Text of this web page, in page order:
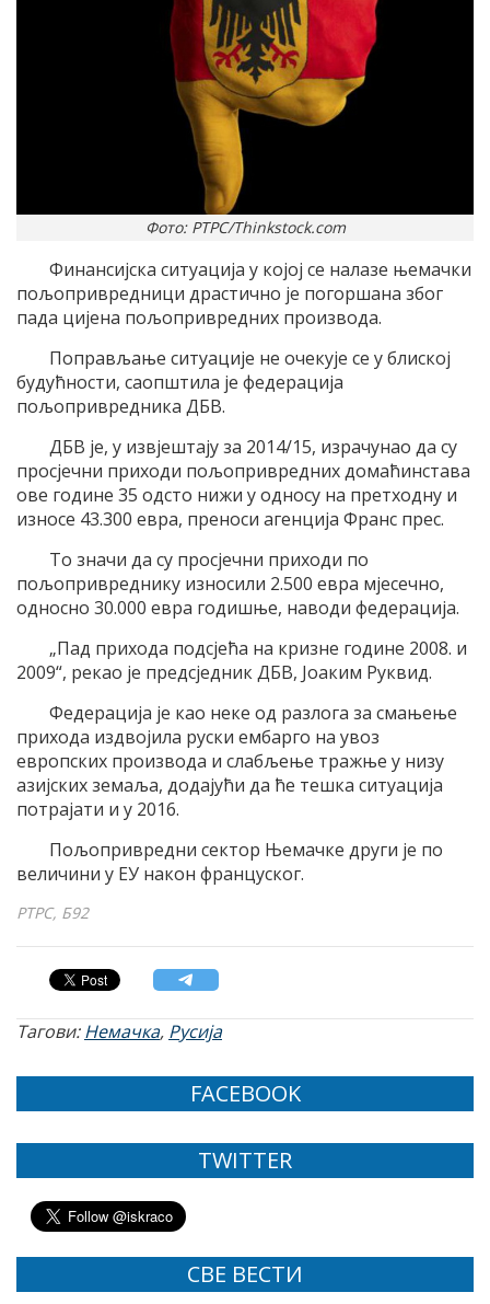
Фото: РТРС/Thinkstock.com
Финансијска ситуација у којој се налазе њемачки
пољопривредници драстично је погоршана због
пада цијена пољопривредних производа.
Поправљање ситуације не очекује се у блиској
будућности, саопштила је федерација
пољопривредника ДБВ.
ДБВ је, у извјештају за 2014/15, израчунао да су
просјечни приходи пољопривредних домаћинстава
ове године 35 одсто нижи у односу на претходну и
износе 43.300 евра, преноси агенција Франс прес.
То значи да су просјечни приходи по
пољопривреднику износили 2.500 евра мјесечно,
односно 30.000 евра годишње, наводи федерација.
„Пад прихода подсјећа на кризне године 2008. и
2009“, рекао је предсједник ДБВ, Јоаким Руквид.
Федерација је као неке од разлога за смањење
прихода издвојила руски ембарго на увоз
европских производа и слабљење тражње у низу
азијских земаља, додајући да ће тешка ситуација
потрајати и у 2016.
Пољопривредни сектор Њемачке други је по
величини у ЕУ након француског.
РТРС, Б92
Тагови:Немачка, Русија
FACEBOOK
TWITTER
СВЕ ВЕСТИ